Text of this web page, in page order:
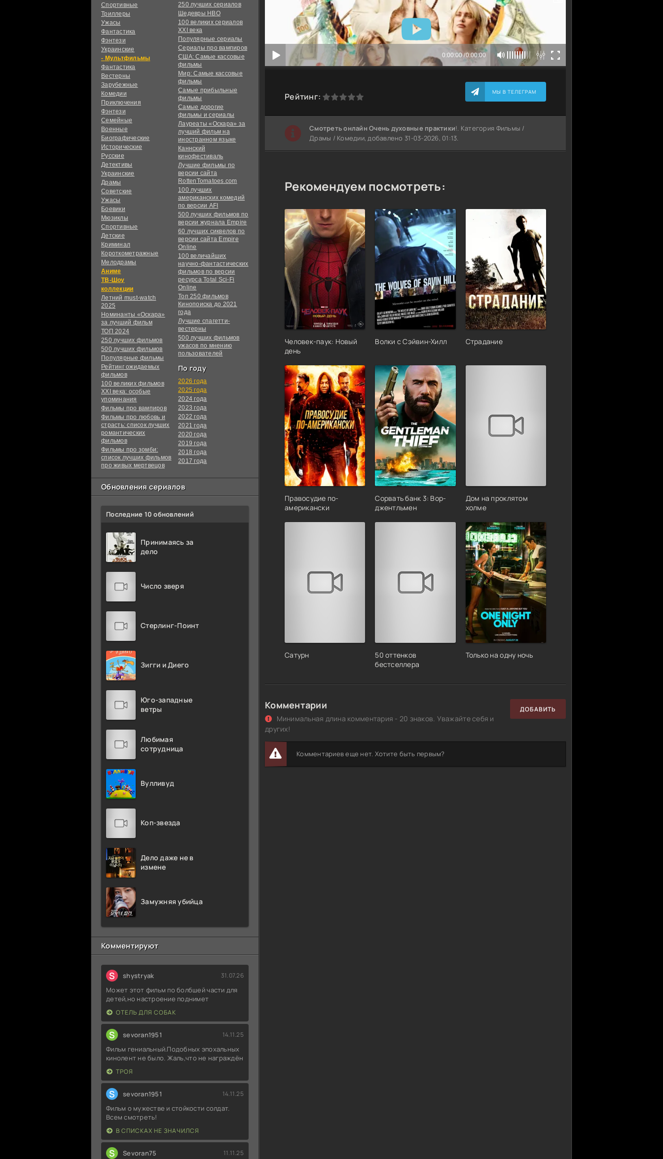
Спортивные
Триллеры
Ужасы
Фантастика
Фэнтези
Украинcкие
Мультфильмы
Фантастика
Вестерны
Зарубежные
Комедии
Приключения
Фэнтези
Семейные
Военные
Биографические
Исторические
Русские
Детективы
Украинские
Драмы
Советские
Ужасы
Боевики
Мюзиклы
Спортивные
Детские
Криминал
Короткометражные
Мелодрамы
Аниме
ТВ-Шоу
коллекции
Летний must-watch
2025
Номинанты «Оскара»
за лучший фильм
ТОП 2024
250 лучших фильмов
500 лучших фильмов
Популярные фильмы
Рейтинг ожидаемых
фильмов
100 великих фильмов
XXI века: особые
упоминания
Фильмы про вампиров
Фильмы про любовь и
страсть: список лучших
романтических
фильмов
Фильмы про зомби:
список лучших фильмов
про живых мертвецов
250 лучших сериалов
Шедевры HBO
100 великих сериалов
XXI века
Популярные сериалы
Сериалы про вампиров
США: Самые кассовые
фильмы
Мир: Самые кассовые
фильмы
Самые прибыльные
фильмы
Самые дорогие
фильмы и сериалы
Лауреаты «Оскара» за
лучший фильм на
иностранном языке
Каннский
кинофестиваль
Лучшие фильмы по
версии сайта
RottenTomatoes.com
100 лучших
американских комедий
по версии AFI
500 лучших фильмов по
версии журнала Empire
60 лучших сиквелов по
версии сайта Empire
Online
100 величайших
научно-фантастических
фильмов по версии
ресурса Total Sci-Fi
Online
Топ 250 фильмов
Кинопоиска до 2021
года
Лучшие спагетти-
вестерны
500 лучших фильмов
ужасов по мнению
пользователей
По году
2026 года
2025 года
2024 года
2023 года
2022 года
2021 года
2020 года
2019 года
2018 года
2017 года
Обновления сериалов
Последние 10 обновлений
Принимаясь за
дело
Число зверя
Стерлинг-Поинт
Зигги и Диего
Юго-западные
ветры
Любимая
сотрудница
Вулливуд
Коп-звезда
Дело даже не в
измене
Замужняя убийца
Комментируют
S shystryak 31.07.26
Может этот фильм по болбшей части для
детей,но настроение поднимет
ОТЕЛЬ ДЛЯ СОБАК
S sevoran1951 14.11.25
Фильм гениальный.Подобных эпохальных
кинолент не было. Жаль,что не награждён
ТРОЯ
S sevoran1951 14.11.25
Фильм о мужестве и стойкости солдат.
Всем смотреть!
В СПИСКАХ НЕ ЗНАЧИЛСЯ
S Sevoran75 11.11.25
Рейтинг:
0 2 3 4 5 МЫ В ТЕЛЕГРАМ
Cмотреть онлайн Очень духовные практики!. Категория Фильмы /
Драмы / Комедии, добавлено 31-03-2026, 01:13.
Рекомендуем посмотреть:
Человек-паук: Новый
день
Волки с Сэйвин-Хилл Страдание
Правосудие по-
американски
Сорвать банк 3: Вор-
джентльмен
Дом на проклятом
холме
Сатурн
50 оттенков
бестселлера
Только на одну ночь
Комментарии
Минимальная длина комментария - 20 знаков. Уважайте себя и
других!
ДОБАВИТЬ
Комментариев еще нет. Хотите быть первым?